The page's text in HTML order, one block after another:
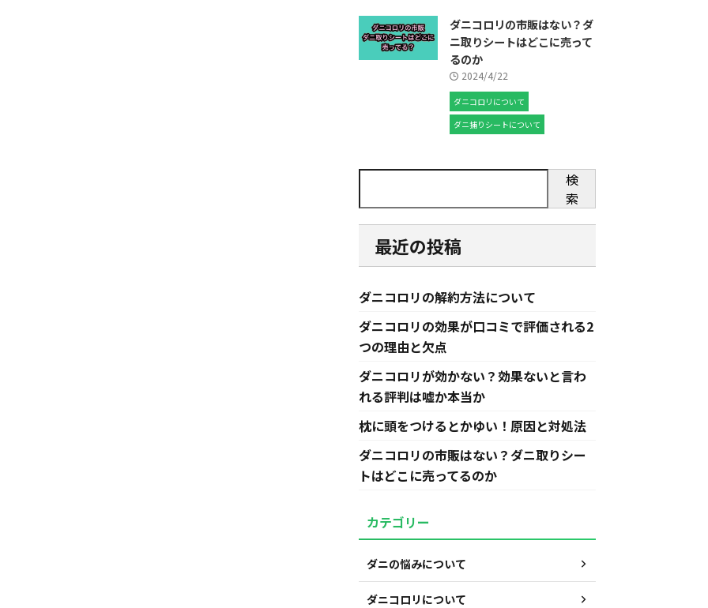
ダニコロリの市販はない？ダ
ニ取りシートはどこに売って
るのか
2024/4/22
ダニコロリについて
ダニ捕りシートについて
検
索
最近の投稿
ダニコロリの解約方法について
ダニコロリの効果が口コミで評価される2
つの理由と欠点
ダニコロリが効かない？効果ないと言わ
れる評判は嘘か本当か
枕に頭をつけるとかゆい！原因と対処法
ダニコロリの市販はない？ダニ取りシー
トはどこに売ってるのか
カテゴリー
ダニの悩みについて
ダニコロリについて